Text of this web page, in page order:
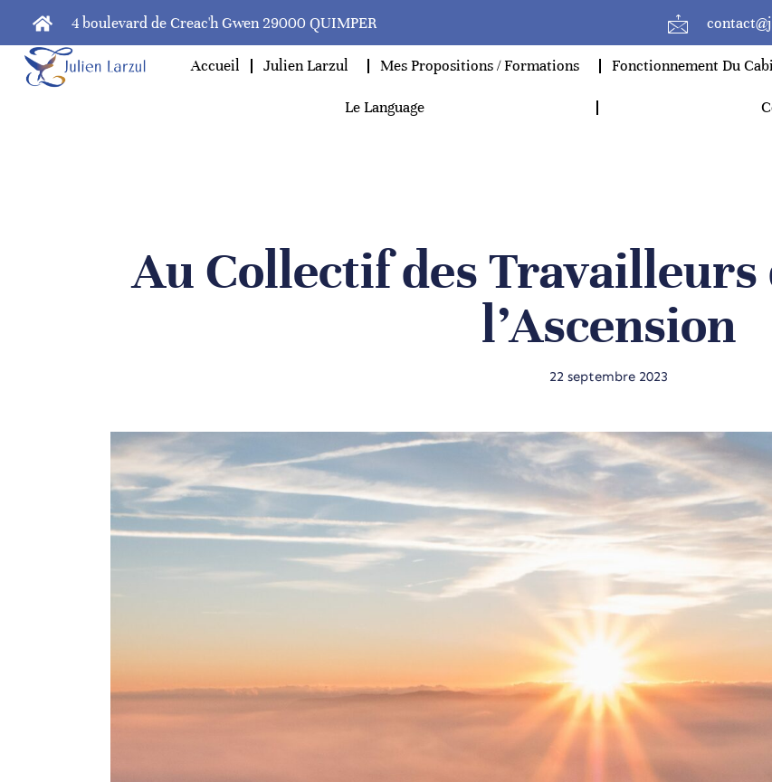
4 boulevard de Creac'h Gwen 29000 QUIMPER
Accueil Julien Larzul Mes Propositions / Formations Fonctionnement Du
Le Language
Au Collectif des Travailleurs
l’Ascension
22 septembre 2023